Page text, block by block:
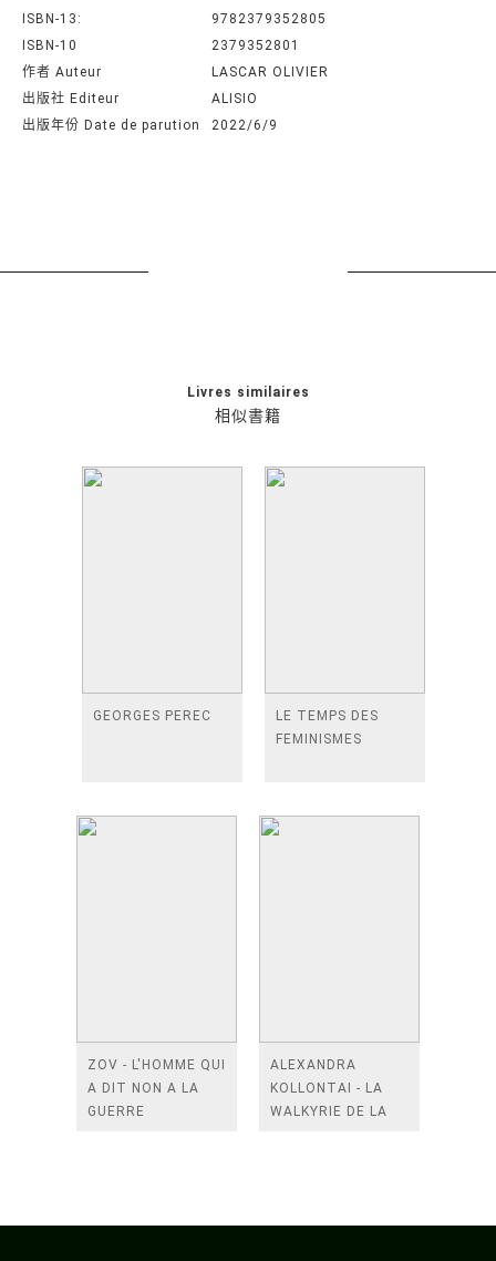
ISBN-13:
9782379352805
ISBN-10
2379352801
作者 Auteur
LASCAR OLIVIER
出版社 Editeur
ALISIO
出版年份 Date de parution
2022/6/9
相似書籍
Livres similaires
GEORGES PEREC
LE TEMPS DES
FEMINISMES
ZOV - L'HOMME QUI
A DIT NON A LA
GUERRE
ALEXANDRA
KOLLONTAI - LA
WALKYRIE DE LA